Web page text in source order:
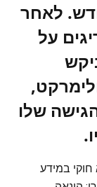
לאחר
על
שלו
במידע